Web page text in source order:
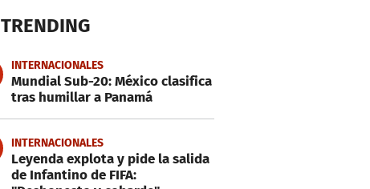
TRENDING
INTERNACIONALES
Mundial Sub-20: México clasifica
tras humillar a Panamá
INTERNACIONALES
Leyenda explota y pide la salida
de Infantino de FIFA: